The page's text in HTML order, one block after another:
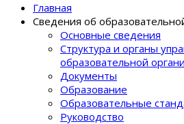
Главная
Сведения об
Основные сведения
Структура и органы
образовательной
Документы
Образование
Образовательные
Руководство